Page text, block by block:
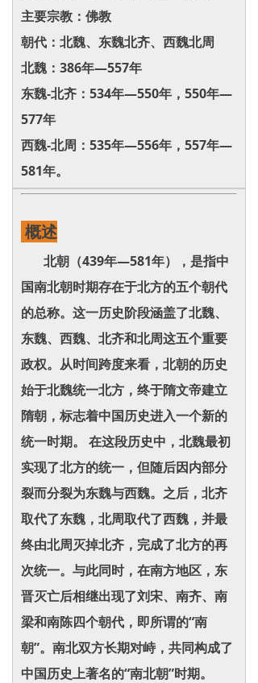
主要宗教：佛教
朝代：北魏、东魏北齐、西魏北周
北魏：386年—557年
东魏-北齐：534年―550年，550年—
577年
西魏-北周：535年―556年，557年—
581年。
概述
北朝（439年—581年），是指中
国南北朝时期存在于北方的五个朝代
的总称。这一历史阶段涵盖了北魏、
东魏、西魏、北齐和北周这五个重要
政权。从时间跨度来看，北朝的历史
始于北魏统一北方，终于隋文帝建立
隋朝，标志着中国历史进入一个新的
统一时期。 在这段历史中，北魏最初
实现了北方的统一，但随后因内部分
裂而分裂为东魏与西魏。之后，北齐
取代了东魏，北周取代了西魏，并最
终由北周灭掉北齐，完成了北方的再
次统一。与此同时，在南方地区，东
晋灭亡后相继出现了刘宋、南齐、南
梁和南陈四个朝代，即所谓的“南
朝”。南北双方长期对峙，共同构成了
中国历史上著名的“南北朝”时期。